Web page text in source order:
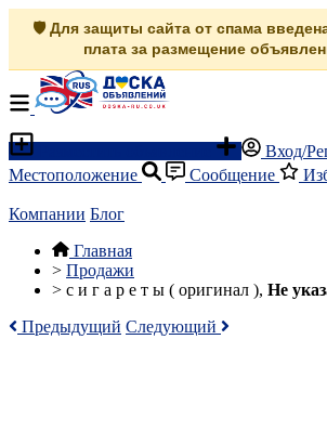
🛡️ Для защиты сайта от спама
плата за размещение
Вход/
Местоположение
Сообщение
Компании Блог
Главная
> Продажи
> с и г а р е т ы ( оригинал ), Не
Предыдущий Следующий